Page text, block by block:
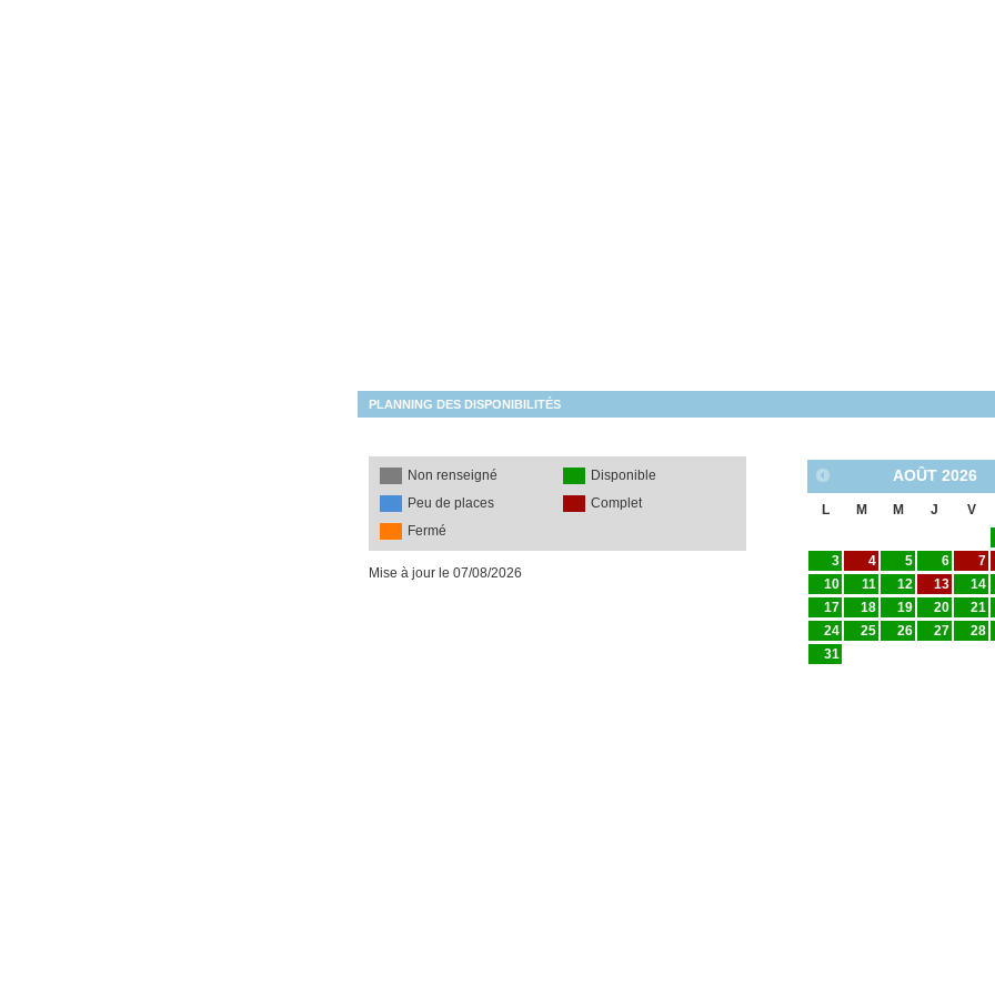
PLANNING DES DISPONIBILITÉS
Non renseigné
Disponible
Peu de places
Complet
Fermé
AOÛT 2026
L M M J V
3
4 5 6 7
10
11 12 13 14
17
18 19 20 21
24
25 26 27 28
31
Mise à jour le 07/08/2026